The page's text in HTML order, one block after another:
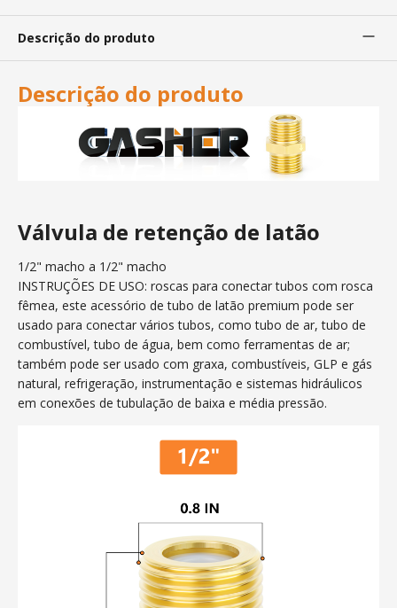
Descrição do produto
Descrição do produto
Válvula de retenção de latão
1/2" macho a 1/2" macho
INSTRUÇÕES DE USO: roscas para conectar tubos com rosca
fêmea, este acessório de tubo de latão premium pode ser
usado para conectar vários tubos, como tubo de ar, tubo de
combustível, tubo de água, bem como ferramentas de ar;
também pode ser usado com graxa, combustíveis, GLP e gás
natural, refrigeração, instrumentação e sistemas hidráulicos
em conexões de tubulação de baixa e média pressão.